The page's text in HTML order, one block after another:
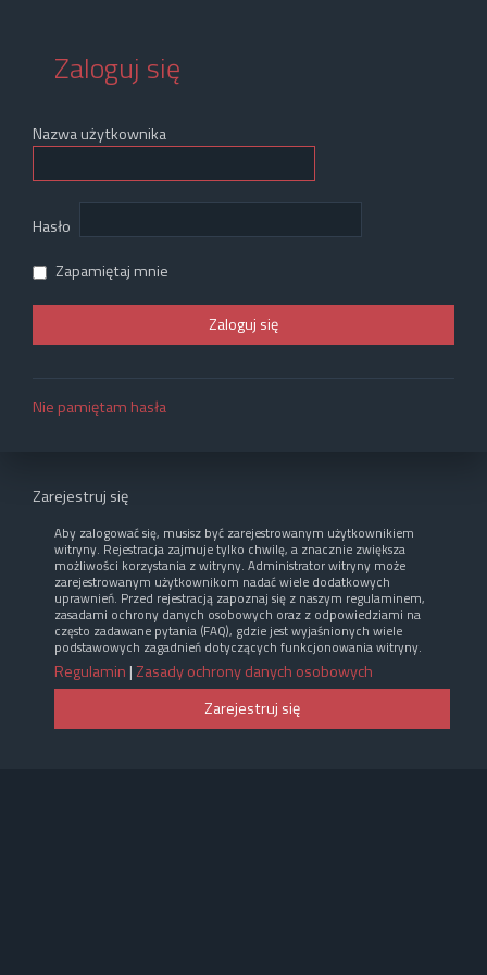
Zaloguj się
Nazwa użytkownika
Hasło
Zapamiętaj mnie
Nie pamiętam hasła
Zarejestruj się
Aby zalogować się, musisz być zarejestrowanym użytkownikiem
witryny. Rejestracja zajmuje tylko chwilę, a znacznie zwiększa
możliwości korzystania z witryny. Administrator witryny może
zarejestrowanym użytkownikom nadać wiele dodatkowych
uprawnień. Przed rejestracją zapoznaj się z naszym regulaminem,
zasadami ochrony danych osobowych oraz z odpowiedziami na
często zadawane pytania (FAQ), gdzie jest wyjaśnionych wiele
podstawowych zagadnień dotyczących funkcjonowania witryny.
Regulamin | Zasady ochrony danych osobowych
Zarejestruj się